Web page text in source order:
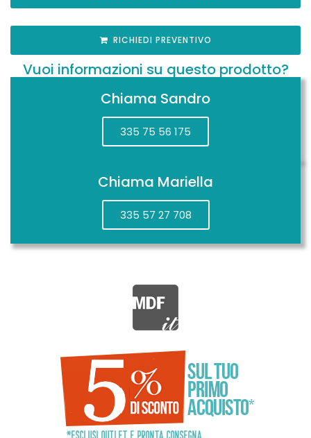
RICHIEDI PREVENTIVO
Vuoi informazioni su questo prodotto?
Chiama Sandro
335 75 56 175
Chiama Mariella
335 57 27 708